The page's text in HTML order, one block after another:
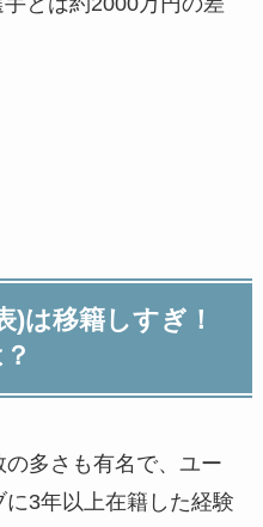
)は移籍しすぎ！
多さも有名で、ユー
3年以上在籍した経験